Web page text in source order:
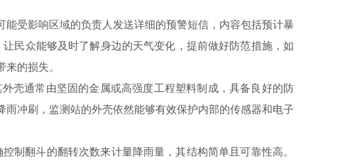
受影响区域的负责人发送详细的预警短信，内容包括预计暴
民众能够及时了解身边的天气变化，提前做好防范措施，如
的损失。
通常由坚固的金属或高强度工程塑料制成，具备良好的防
冲刷，监测站的外壳依然能够有效保护内部的传感器和电子
翻斗的翻转次数来计量降雨量，其结构简单且可靠性高。